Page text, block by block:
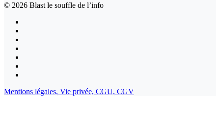
© 2026 Blast le souffle de l’info
Mentions légales, Vie privée, CGU, CGV